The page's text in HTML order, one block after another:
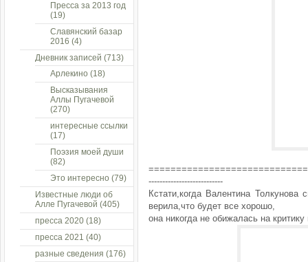
---------------------------
Кстати,когда Валентина
верила,что будет все хорошо,
она никогда не обижалась на критику
Пресса за 2013 год
(19)
Славянский базар
2016 (4)
Дневник записей (713)
Арлекино (18)
Высказывания
Аллы Пугачевой
(270)
интересные ссылки
(17)
Поэзия моей души
(82)
Это интересно (79)
Известные люди об
Алле Пугачевой (405)
пресса 2020 (18)
пресса 2021 (40)
разные сведения (176)